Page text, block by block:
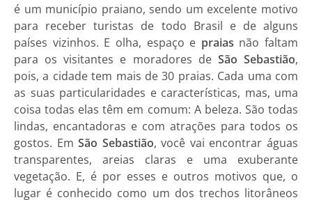
é um município praiano, sendo um excelente motivo
para receber turistas de todo Brasil e de alguns
países vizinhos. E olha, espaço e praias não faltam
para os visitantes e moradores deSão Sebastião,
pois, a cidade tem mais de 30 praias. Cada uma com
as suas particularidades e características, mas, uma
coisa todas elas têm em comum: A beleza. São todas
lindas, encantadoras e com atrações para todos os
gostos. EmSão Sebastião, você vai encontrar águas
transparentes, areias claras e uma exuberante
vegetação. E, é por esses e outros motivos que, o
lugar é conhecido como um dos trechos litorâneos